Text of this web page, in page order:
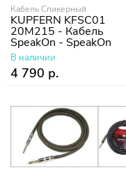
Кабель Спикерный
KUPFERN KFSC01
20M215 - Кабель
SpeakOn - SpeakOn
В наличии
4 790 р.